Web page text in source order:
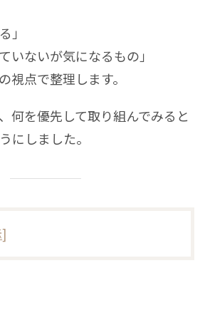
」
いないが気になるもの」
視点で整理します。
何を優先して取り組んでみると
にしました。
]